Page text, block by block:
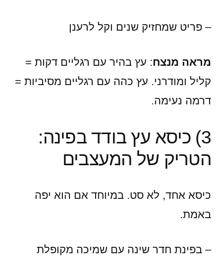
– פריט שמחזיק שנים וקל לרענן
מראה מנצח: עץ בהיר עם רגליים דקות =
קליל ומודרני. עץ כהה עם רגליים מסיביות =
דרמה נעימה.
3) כיסא עץ בודד בפינה:
הטריק של המעצבים
כיסא אחד, לא סט. במיוחד אם הוא יפה
באמת.
– בפינת חדר שינה עם שמיכה מקופלת